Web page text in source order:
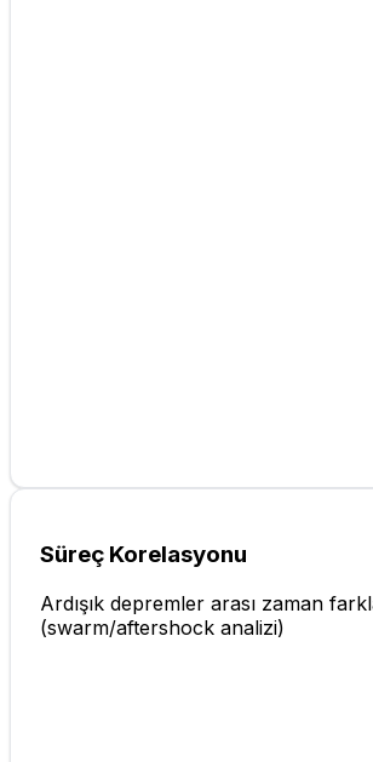
Süreç Korelasyonu
Ardışık depremler arası zaman
(swarm/aftershock analizi)